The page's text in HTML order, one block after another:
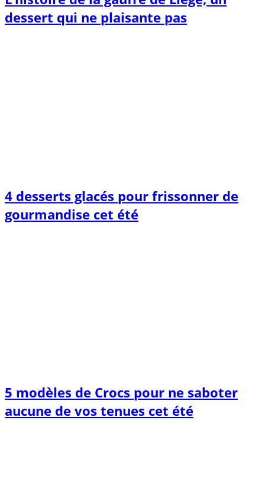
dessert qui ne plaisante pas
4 desserts glacés pour frissonner de
gourmandise cet été
5 modèles de Crocs pour ne saboter
aucune de vos tenues cet été